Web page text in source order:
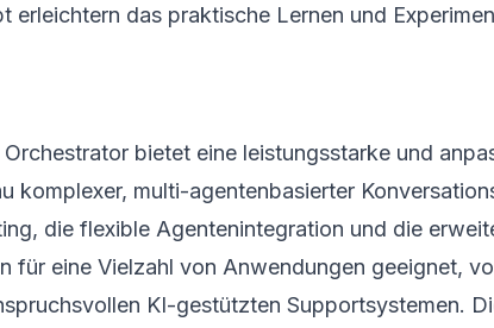
erleichtern das praktische Lernen und
bietet eine leistungsstarke und
komplexer, multi-agentenbasierter
die flexible Agentenintegration und die
für eine Vielzahl von Anwendungen geeignet,
KI-gestützten Supportsystemen.